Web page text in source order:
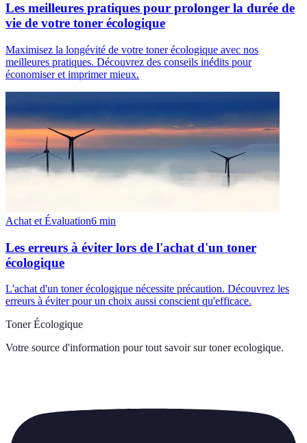
Les meilleures pratiques pour prolonger la durée de
vie de votre toner écologique
Maximisez la longévité de votre toner écologique avec nos
meilleures pratiques. Découvrez des conseils inédits pour
économiser et imprimer mieux.
Achat et Évaluation6 min
Les erreurs à éviter lors de l'achat d'un toner
écologique
L'achat d'un toner écologique nécessite précaution. Découvrez les
erreurs à éviter pour un choix aussi conscient qu'efficace.
Toner Écologique
Votre source d'information pour tout savoir sur toner ecologique.